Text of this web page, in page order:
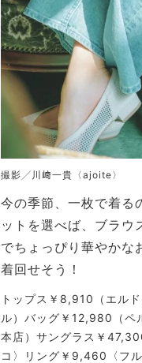
撮影╱川﨑一貴〈ajoite〉
今の季節、一枚で着る
ットを選べば、ブラ
でちょっぴり華やかな
着回せそう！
トップス￥8,910（エル
ル）バッグ￥12,980（
本店）サングラス￥
コ〉リング￥9,460〈フ